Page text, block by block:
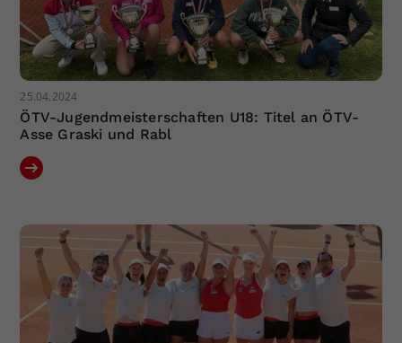
25.04.2024
ÖTV-Jugendmeisterschaften U18: Titel an ÖTV-
Asse Graski und Rabl